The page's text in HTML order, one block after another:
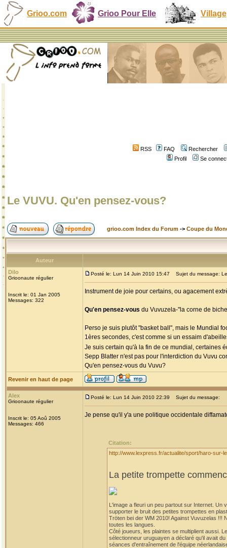
Grioo.com Grioo Pour Elle Village
RSS FAQ
Rechercher
Profil
Se
Le VUVU. Qu'en pensez-vous?
grioo.com Index du Forum -> Coupe du
Auteur
Dilo
Grioonaute régulier
Inscrit le: 01 Jan 2005
Messages: 322
Posté le: Lun 14 Juin 2010 15:47 Sujet du message:
Instrument de joie pour certains, ou agacement
Qu'en pensez-vous du Vuvuzela-"la corne de
Perso je suis plutôt "basket ball", mais le Mundial
1ères secondes, c'est comme si un essaim
Je suis certain qu'à la fin de ce mundial, certaines
Sepp Blatter n'est pas pour l'interdiction du Vuvu
Qu'en pensez-vous du Vuvu?
Revenir en haut de page
Alex
Grioonaute régulier
Inscrit le: 05 Aoû 2005
Messages: 466
Posté le: Lun 14 Juin 2010 22:39 Sujet du message:
Je pense qu'il y'a une politique occidentale
Citation:
http://www.lexpress.fr/actualite/sport/haro-sur-
La petite trompette
L'image a fleuri un peu partout sur Internet. Un
supporter le bruit des petites trompettes en
Tröten bei der WM 2010! Against Vuvuzelas
toutes les langues.
Côté joueurs, les plaintes se multiplient aussi.
sélectionneur uruguayen a déclaré qu'il avait
séances d'entraînement de l'équipe